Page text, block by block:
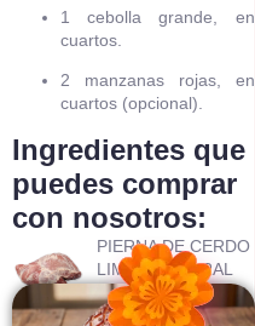
1 cebolla grande, en
cuartos.
2 manzanas rojas, en
cuartos (opcional).
Ingredientes que
puedes comprar
con nosotros:
PIERNA DE CERDO
LIMPIA NATURAL
CONGELADA CJA